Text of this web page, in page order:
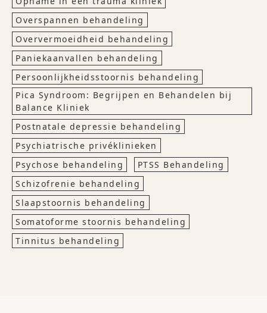
Overspannen behandeling
Oververmoeidheid behandeling
Paniekaanvallen behandeling
Persoonlijkheidsstoornis behandeling
Pica Syndroom: Begrijpen en Behandelen bij
Balance Kliniek
Postnatale depressie behandeling
Psychiatrische privéklinieken
Psychose behandeling
PTSS Behandeling
Schizofrenie behandeling
Slaapstoornis behandeling
Somatoforme stoornis behandeling
Tinnitus behandeling